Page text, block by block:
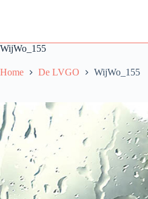
WijWo_155
Home De LVGO WijWo_155